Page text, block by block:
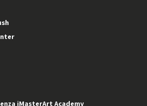
iMasterArt Academy